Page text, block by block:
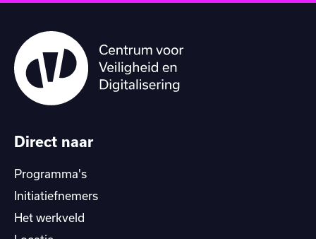
Direct naar
Programma's
Initiatiefnemers
Het werkveld